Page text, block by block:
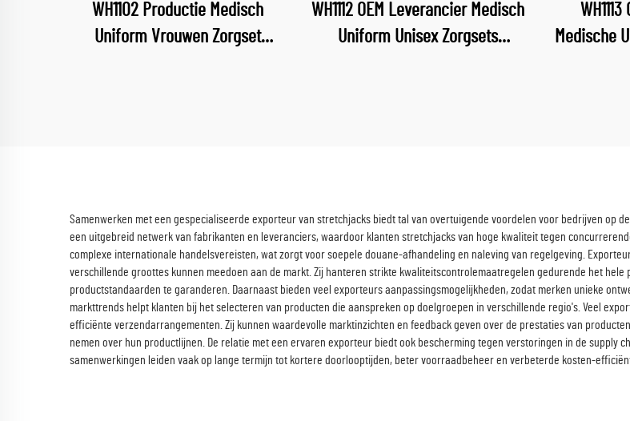
WH1102 Productie Medisch
Uniform Vrouwen Zorgset
WH1112 OEM Leverancier Medisch
Uniform Unisex Zorgsets
Medische
Samenwerken met een gespecialiseerde exporteur van stretchjacks biedt tal van overtuigende voordelen voor bedrijven op
een uitgebreid netwerk van fabrikanten en leveranciers, waardoor klanten stretchjacks van hoge kwaliteit tegen
complexe internationale handelsvereisten, wat zorgt voor soepele douane-afhandeling en naleving van regelgeving.
verschillende groottes kunnen meedoen aan de markt. Zij hanteren strikte kwaliteitscontrolemaatregelen gedurende het
productstandaarden te garanderen. Daarnaast bieden veel exporteurs aanpassingsmogelijkheden, zodat merken unieke
markttrends helpt klanten bij het selecteren van producten die aanspreken op doelgroepen in verschillende regio's. Veel
efficiënte verzendarrangementen. Zij kunnen waardevolle marktinzichten en feedback geven over de prestaties van
nemen over hun productlijnen. De relatie met een ervaren exporteur biedt ook bescherming tegen verstoringen in de supply
samenwerkingen leiden vaak op lange termijn tot kortere doorlooptijden, beter voorraadbeheer en verbeterde kosten-